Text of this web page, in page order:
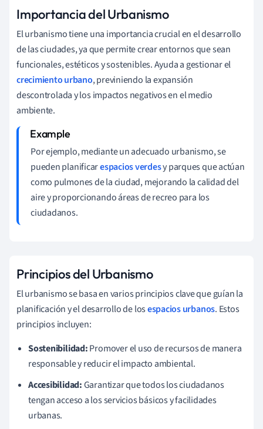
Importancia del Urbanismo
El urbanismo tiene una importancia crucial en el desarrollo
de las ciudades, ya que permite crear entornos que sean
funcionales, estéticos y sostenibles. Ayuda a gestionar el
crecimiento urbano, previniendo la expansión
descontrolada y los impactos negativos en el medio
ambiente.
Por ejemplo, mediante un adecuado urbanismo, se
pueden planificarespacios verdesy parques que actúan
como pulmones de la ciudad, mejorando la calidad del
aire y proporcionando áreas de recreo para los
ciudadanos.
Principios del Urbanismo
El urbanismo se basa en varios principios clave que guían la
planificación y el desarrollo de losespacios urbanos. Estos
principios incluyen:
Sostenibilidad:Promover el uso de recursos de manera
responsable y reducir el impacto ambiental.
Accesibilidad:Garantizar que todos los ciudadanos
tengan acceso a los servicios básicos y facilidades
urbanas.